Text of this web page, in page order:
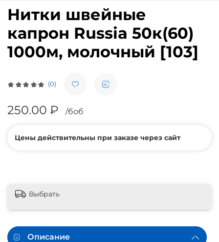
(0)
Нитки швейные
капрон Russia 50к(60)
1000м, молочный [103]
250.00 ₽ /боб
Цены действительны при заказе через сайт
Выбрать
Описание